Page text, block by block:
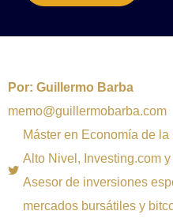
Por: Guillermo Barba
memo@guillermobarba.com
Máster en Economía de
Alto Nivel, Investing.com
Asesor de inversiones
mercados bursátiles y